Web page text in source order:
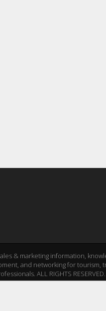
& marketing information,
and networking for tourism,
ALL RIGHTS RESERVED.